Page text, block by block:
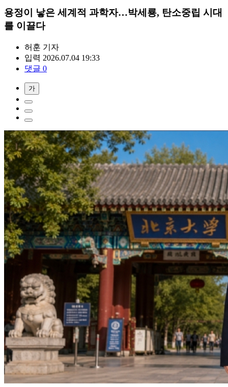
용정이 낳은 세계적 과학자…박세룡, 탄소중립 시대
를 이끌다
허훈 기자
입력 2026.07.04 19:33
댓글 0
가